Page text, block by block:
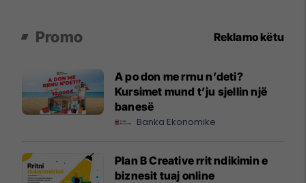
Promo Reklamo këtu
A po don me rrnu n’deti?
Kursimet mund t’ju sjellin një
banesë
Banka Ekonomike
Plan B Creative rrit ndikimin e
biznesit tuaj online